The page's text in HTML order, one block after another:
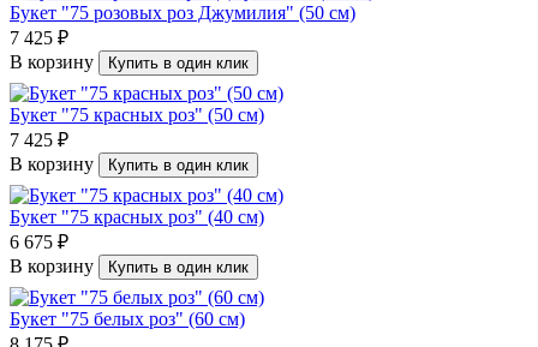
Букет "75 розовых роз Джумилия" (50 см)
7 425 ₽
В корзину
Купить в один клик
Букет "75 красных роз" (50 см)
7 425 ₽
В корзину
Купить в один клик
Букет "75 красных роз" (40 см)
6 675 ₽
В корзину
Купить в один клик
Букет "75 белых роз" (60 см)